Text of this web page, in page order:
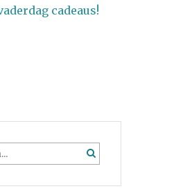
cadeaus!